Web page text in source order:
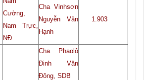
Cường,
Nam Trực,
NĐ
Cha Vinhsơn
Nguyễn Văn
Hạnh
1.903
Cha Phaolô
Đinh Văn
Đông, SDB